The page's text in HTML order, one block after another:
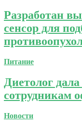
Разработан
сенсор для
Питание
Диетолог
сотрудникам
Новости